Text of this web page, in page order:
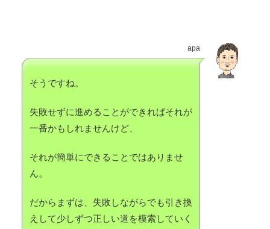
apa
そうですね。
失敗せずに進めることができればそれが
一番かもしれませんけど、
それが簡単にできることではありませ
ん。
だからまずは、失敗しながらでも引き換
えして少しずつ正しい道を模索していく